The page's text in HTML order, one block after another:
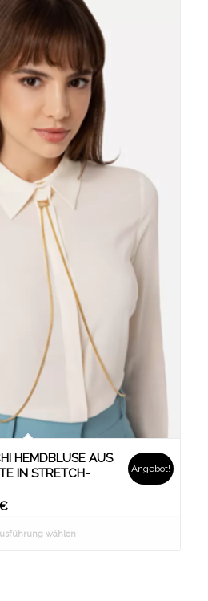
HEMDBLUSE AUS
IN STRETCH-
Angebot!
wählen